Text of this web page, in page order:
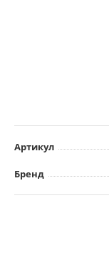
Артикул
Бренд